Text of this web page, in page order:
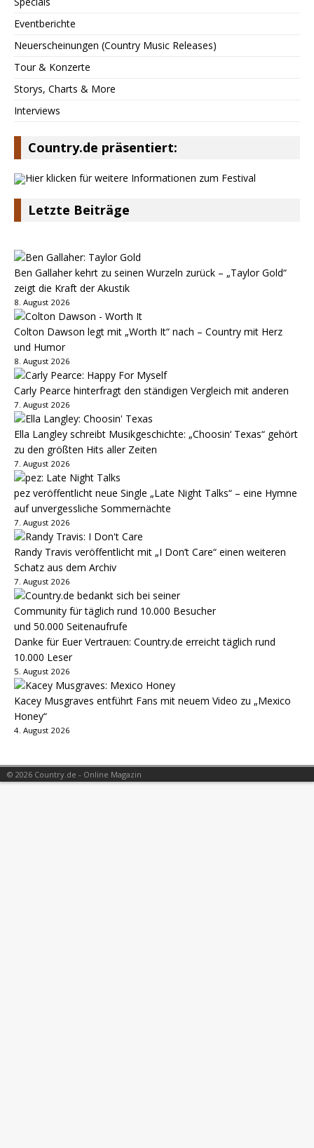
Eventberichte
Neuerscheinungen (Country Music Releases)
Tour & Konzerte
Storys, Charts & More
Interviews
Country.de präsentiert:
Letzte Beiträge
Ben Gallaher kehrt zu seinen Wurzeln zurück – „Taylor Gold“
zeigt die Kraft der Akustik
8. August 2026
Colton Dawson legt mit „Worth It“ nach – Country mit Herz
und Humor
8. August 2026
Carly Pearce hinterfragt den ständigen Vergleich mit anderen
7. August 2026
Ella Langley schreibt Musikgeschichte: „Choosin‘ Texas“ gehört
zu den größten Hits aller Zeiten
7. August 2026
pez veröffentlicht neue Single „Late Night Talks“ – eine Hymne
auf unvergessliche Sommernächte
7. August 2026
Randy Travis veröffentlicht mit „I Don’t Care“ einen weiteren
Schatz aus dem Archiv
7. August 2026
Danke für Euer Vertrauen: Country.de erreicht täglich rund
10.000 Leser
5. August 2026
Kacey Musgraves entführt Fans mit neuem Video zu „Mexico
Honey“
4. August 2026
© 2026 Country.de - Online Magazin